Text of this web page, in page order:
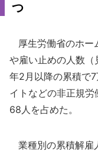
つ
厚生労働省のホー
や雇い止めの人数（
年2月以降の累積で
イトなどの非正規
68人を占めた。
業種別の累積解雇